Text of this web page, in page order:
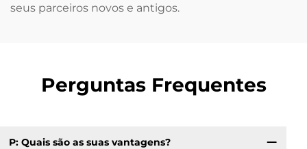
seus parceiros novos e antigos.
Perguntas Frequentes
P: Quais são as suas vantagens?